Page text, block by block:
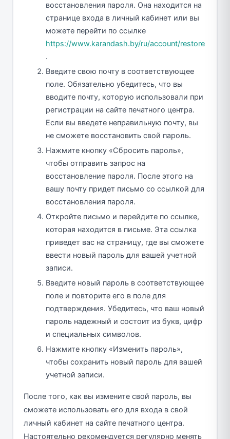
восстановления пароля. Она находится на
странице входа в личный кабинет или вы
можете перейти по ссылке
https://www.karandash.by/ru/account/restore
.
Введите свою почту в соответствующее
поле. Обязательно убедитесь, что вы
вводите почту, которую использовали при
регистрации на сайте печатного центра.
Если вы введете неправильную почту, вы
не сможете восстановить свой пароль.
Нажмите кнопку «Сбросить пароль»,
чтобы отправить запрос на
восстановление пароля. После этого на
вашу почту придет письмо со ссылкой для
восстановления пароля.
Откройте письмо и перейдите по ссылке,
которая находится в письме. Эта ссылка
приведет вас на страницу, где вы сможете
ввести новый пароль для вашей учетной
записи.
Введите новый пароль в соответствующее
поле и повторите его в поле для
подтверждения. Убедитесь, что ваш новый
пароль надежный и состоит из букв, цифр
и специальных символов.
Нажмите кнопку «Изменить пароль»,
чтобы сохранить новый пароль для вашей
учетной записи.
После того, как вы измените свой пароль, вы
сможете использовать его для входа в свой
личный кабинет на сайте печатного центра.
Настоятельно рекомендуется регулярно менять